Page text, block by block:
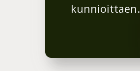
kunnioittaen.